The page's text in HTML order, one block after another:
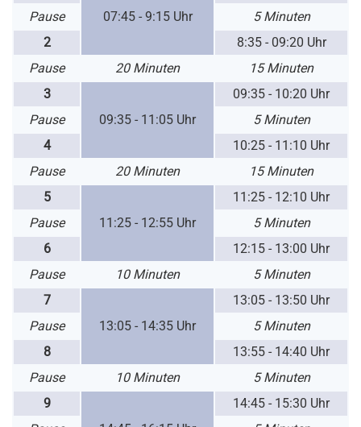
07:45 - 9:15 Uhr
Pause
5 Minuten
2
8:35 - 09:20 Uhr
Pause
20 Minuten
15 Minuten
3
09:35 - 11:05 Uhr
09:35 - 10:20 Uhr
Pause
5 Minuten
4
10:25 - 11:10 Uhr
Pause
20 Minuten
15 Minuten
5
11:25 - 12:55 Uhr
11:25 - 12:10 Uhr
Pause
5 Minuten
6
12:15 - 13:00 Uhr
Pause
10 Minuten
5 Minuten
7
13:05 - 14:35 Uhr
13:05 - 13:50 Uhr
Pause
5 Minuten
8
13:55 - 14:40 Uhr
Pause
10 Minuten
5 Minuten
9
14:45 - 15:30 Uhr